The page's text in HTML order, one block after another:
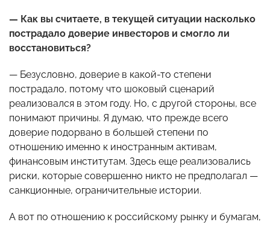
— Как вы считаете, в текущей ситуации насколько
пострадало доверие инвесторов и смогло ли
восстановиться?
— Безусловно, доверие в какой-то степени
пострадало, потому что шоковый сценарий
реализовался в этом году. Но, с другой стороны, все
понимают причины. Я думаю, что прежде всего
доверие подорвано в большей степени по
отношению именно к иностранным активам,
финансовым институтам. Здесь еще реализовались
риски, которые совершенно никто не предполагал —
санкционные, ограничительные истории.
А вот по отношению к российскому рынку и бумагам,